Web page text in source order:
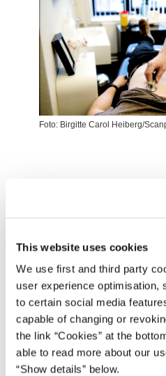
This website uses cookies
We use first and third party
user experience optimisation,
to certain social media
capable of changing or
the link “Cookies” at the
able to read more about our
“Show details” below.
Foto: Birgitte Carol Heiberg/
i den private sektor i blandt
Det er baggrunden for, at
studiepladser på
Det skal også understøtte
Region Syddanmark og
Sjælland og Københavns